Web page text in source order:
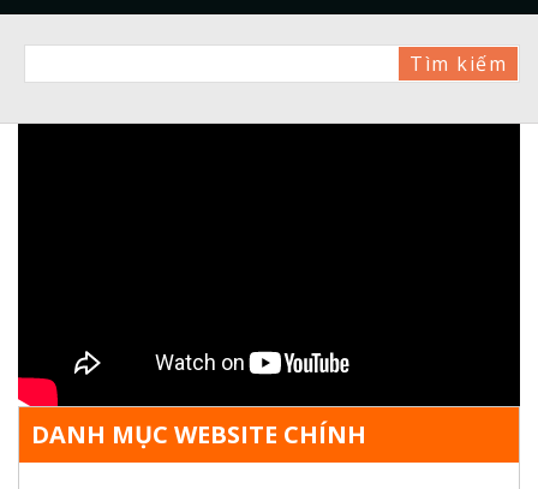
DANH MỤC WEBSITE CHÍNH